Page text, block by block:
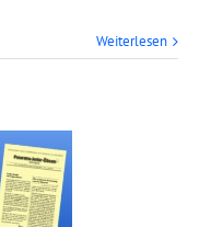
Weiterlesen